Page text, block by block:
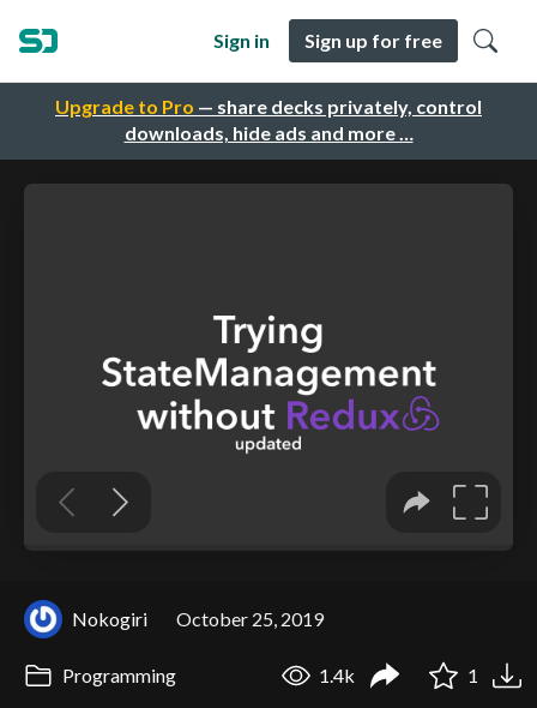
Upgrade to Pro — share decks privately, control
downloads, hide ads and more …
Sign in Sign up for free
Nokogiri October 25, 2019
Programming 1.4k 1